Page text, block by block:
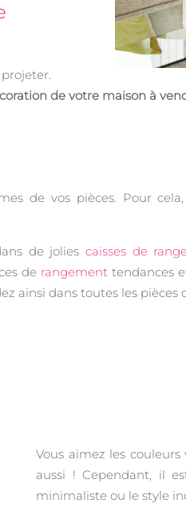
de votre maison à
de vos pièces. Pour
de jolies caisses de
de rangement tendances
ainsi dans toutes les pièces
Vous aimez les couleurs
aussi ! Cependant, il
minimaliste ou le style